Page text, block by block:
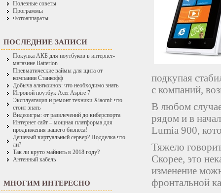
Полезные советы
Программы
Фотоаппараты
ПОСЛЕДНИЕ ЗАПИСИ
Покупка АКБ для ноутбуков в интернет-
магазине Batterion
Пневматические ваймы для щита от
компании Станкофф
Добыча альткоинов: что необходимо знать
Игровой ноутбук Acer Aspire 7
Эксплуатация и ремонт техники Xiaomi: что
стоит знать
Видеоигры: от развлечений до киберспорта
Интернет сайт – мощная платформа для
продвижения вашего бизнеса!
Дешевый виртуальный сервер? Подделка что
ли?
Так ли круто майнить в 2018 году?
Антенный кабель
МНОГИМ ИНТЕРЕСНО
подкупая
с компаний,
В любом
рядом и в
Lumia 900,
Тяжело
Скорее, это
изменение
фронтальной